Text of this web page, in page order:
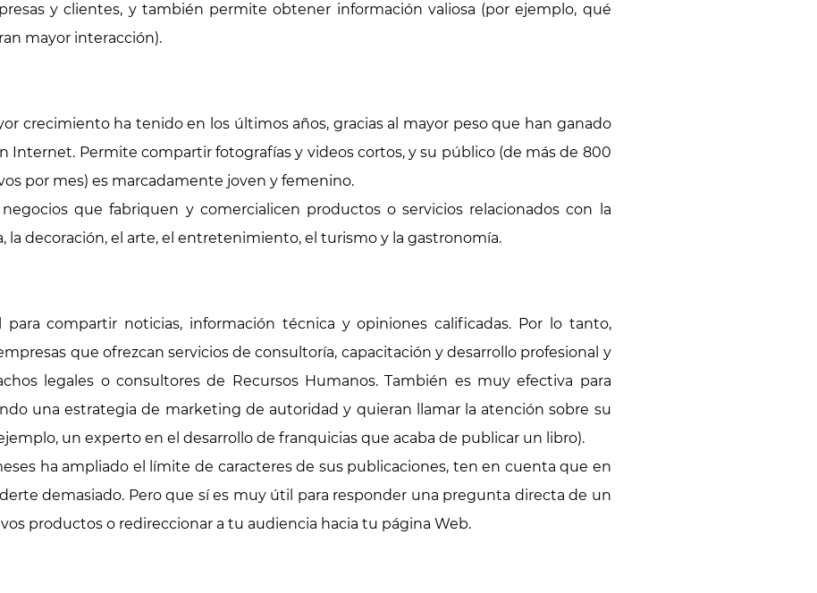
y clientes, y también permite obtener información valiosa (por ejemplo, qué
mayor interacción).
crecimiento ha tenido en los últimos años, gracias al mayor peso que han ganado
Internet. Permite compartir fotografías y videos cortos, y su público (de más de 800
por mes) es marcadamente joven y femenino.
que fabriquen y comercialicen productos o servicios relacionados con la
la decoración, el arte, el entretenimiento, el turismo y la gastronomía.
para compartir noticias, información técnica y opiniones calificadas. Por lo tanto,
que ofrezcan servicios de consultoría, capacitación y desarrollo profesional y
legales o consultores de Recursos Humanos. También es muy efectiva para
una estrategia de marketing de autoridad y quieran llamar la atención sobre su
un experto en el desarrollo de franquicias que acaba de publicar un libro).
ha ampliado el límite de caracteres de sus publicaciones, ten en cuenta que en
demasiado. Pero que sí es muy útil para responder una pregunta directa de un
productos o redireccionar a tu audiencia hacia tu página Web.